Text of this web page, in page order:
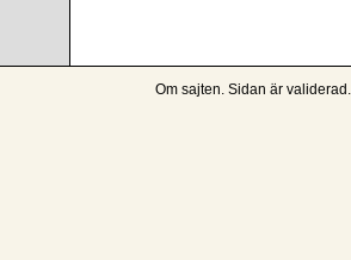
Om sajten. Sidan är validerad